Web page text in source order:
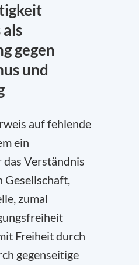
gegen
und
auf fehlende
ein
Verständnis
Gesellschaft,
zumal
Freiheit durch
gegenseitige